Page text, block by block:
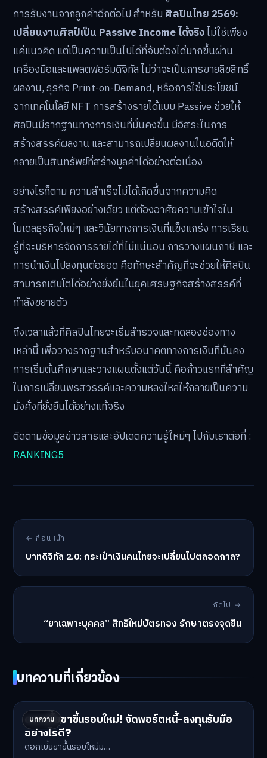
การรับงานจากลูกค้าอีกต่อไป สำหรับ ศิลปินไทย 2569:
เปลี่ยนงานศิลป์เป็น Passive Income ได้จริงไม่ใช่เพียง
แค่แนวคิด แต่เป็นความเป็นไปได้ที่จับต้องได้มากขึ้นผ่าน
เครื่องมือและแพลตฟอร์มดิจิทัล ไม่ว่าจะเป็นการขายลิขสิทธิ์
ผลงาน, ธุรกิจ Print-on-Demand, หรือการใช้ประโยชน์
จากเทคโนโลยี NFT การสร้างรายได้แบบ Passive ช่วยให้
ศิลปินมีรากฐานทางการเงินที่มั่นคงขึ้น มีอิสระในการ
สร้างสรรค์ผลงาน และสามารถเปลี่ยนผลงานในอดีตให้
กลายเป็นสินทรัพย์ที่สร้างมูลค่าได้อย่างต่อเนื่อง
อย่างไรก็ตาม ความสำเร็จไม่ได้เกิดขึ้นจากความคิด
สร้างสรรค์เพียงอย่างเดียว แต่ต้องอาศัยความเข้าใจใน
โมเดลธุรกิจใหม่ๆ และวินัยทางการเงินที่แข็งแกร่ง การเรียน
รู้ที่จะบริหารจัดการรายได้ที่ไม่แน่นอน การวางแผนภาษี และ
การนำเงินไปลงทุนต่อยอด คือทักษะสำคัญที่จะช่วยให้ศิลปิน
สามารถเติบโตได้อย่างยั่งยืนในยุคเศรษฐกิจสร้างสรรค์ที่
กำลังขยายตัว
ถึงเวลาแล้วที่ศิลปินไทยจะเริ่มสำรวจและทดลองช่องทาง
เหล่านี้ เพื่อวางรากฐานสำหรับอนาคตทางการเงินที่มั่นคง
การเริ่มต้นศึกษาและวางแผนตั้งแต่วันนี้ คือก้าวแรกที่สำคัญ
ในการเปลี่ยนพรสวรรค์และความหลงใหลให้กลายเป็นความ
มั่งคั่งที่ยั่งยืนได้อย่างแท้จริง
ติดตามข้อมูลข่าวสารและอัปเดตความรู้ใหม่ๆ ไปกับเราต่อที่ :
RANKING5
← ก่อนหน้า
บาทดิจิทัล 2.0: กระเป๋าเงินคนไทยจะเปลี่ยนไปตลอดกาล?
ถัดไป →
“ยาเฉพาะบุคคล” สิทธิใหม่บัตรทอง รักษาตรงจุดยีน
บทความที่เกี่ยวข้อง
บทความ
ดอกเบี้ยขาขึ้นรอบใหม่! จัดพอร์ตหนี้-ลงทุนรับมือ
อย่างไรดี?
ดอกเบี้ยขาขึ้นรอบใหม่ม…